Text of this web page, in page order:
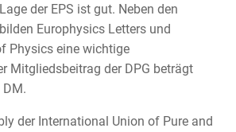
der EPS ist gut. Neben den
Europhysics Letters und
Physics eine wichtige
Mitgliedsbeitrag der DPG beträgt
der International Union of Pure and